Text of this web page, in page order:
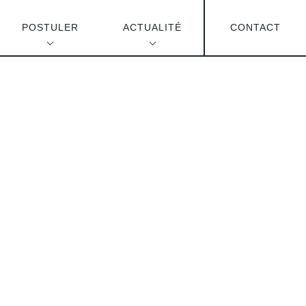
POSTULER ACTUALITÉ CONTACT